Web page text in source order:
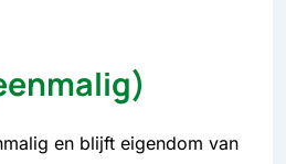
en blijft eigendom van